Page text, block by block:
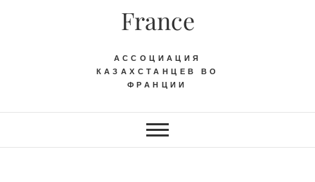
France
АССОЦИАЦИЯ
КАЗАХСТАНЦЕВ ВО
ФРАНЦИИ